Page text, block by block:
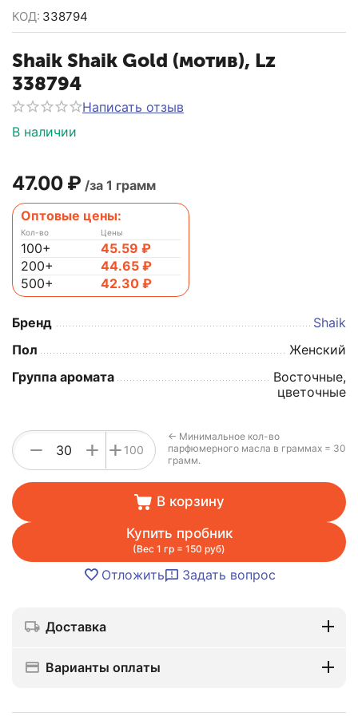
КОД: 338794
Shaik Shaik Gold (мотив), Lz
338794
Написать отзыв
В наличии
47.00 ₽ /за 1 грамм
Оптовые цены:
Кол-во
100+
200+
500+
Цены
45.59 ₽
44.65 ₽
42.30 ₽
Бренд
Shaik
Пол
Женский
Группа аромата
Восточные,
цветочные
+ 100
+
−
← Минимальное кол-во
парфюмерного масла в граммах = 30
грамм.
В корзину
Купить пробник
(Вес 1 гр = 150 руб)
Отложить Задать вопрос
Доставка
Варианты оплаты